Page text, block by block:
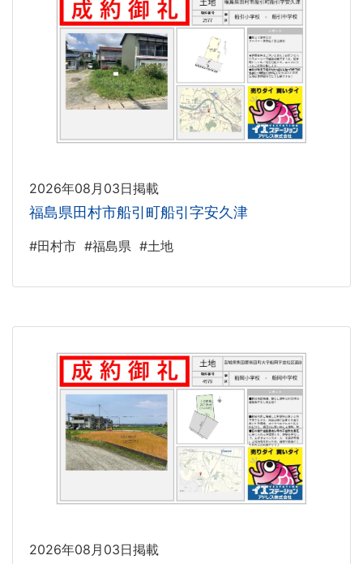
2026年08月03日掲載
福島県田村市船引町船引字安久津
#田村市 #福島県 #土地
2026年08月03日掲載